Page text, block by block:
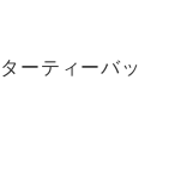
ーティーバッ